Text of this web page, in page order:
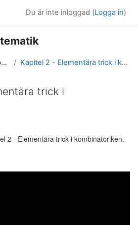
Du är inte inloggad (Logga in)
Sidor på webbplatsen Kapitel 2 - Elementära trick i kombinatoriken
trick i
2 - Elementära trick i kombinatoriken.